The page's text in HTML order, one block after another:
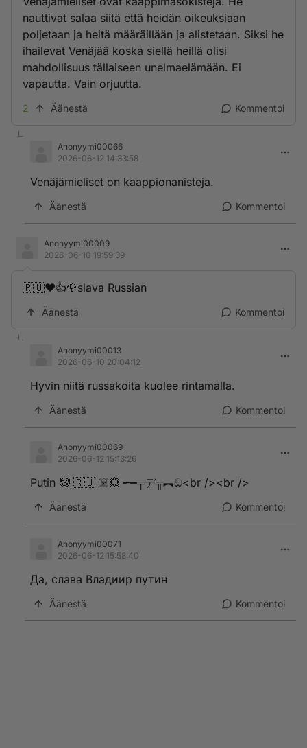
nauttivat salaa siitä että heidän oikeuksiaan
poljetaan ja heitä määräillään ja alistetaan. Siksi he
ihailevat Venäjää koska siellä heillä olisi
mahdollisuus tällaiseen unelmaelämään. Ei
vapautta. Vain orjuutta.
2 Äänestä Kommentoi
Anonyymi00066
2026-06-12 14:33:58
Venäjämieliset on kaappionanisteja.
Äänestä Kommentoi
Anonyymi00009
2026-06-10 19:59:39
🇷🇺❤️👍🌹slava Russian
Äänestä Kommentoi
Anonyymi00013
2026-06-10 20:04:12
Hyvin niitä russakoita kuolee rintamalla.
Äänestä Kommentoi
Anonyymi00069
2026-06-12 15:13:26
Putin 🤡 🇷🇺 ☠️💥 ╾━╤デ╦︻ඞ<br /><br />
Äänestä Kommentoi
Anonyymi00071
2026-06-12 15:58:40
Да, слава Владиир путин
Äänestä Kommentoi